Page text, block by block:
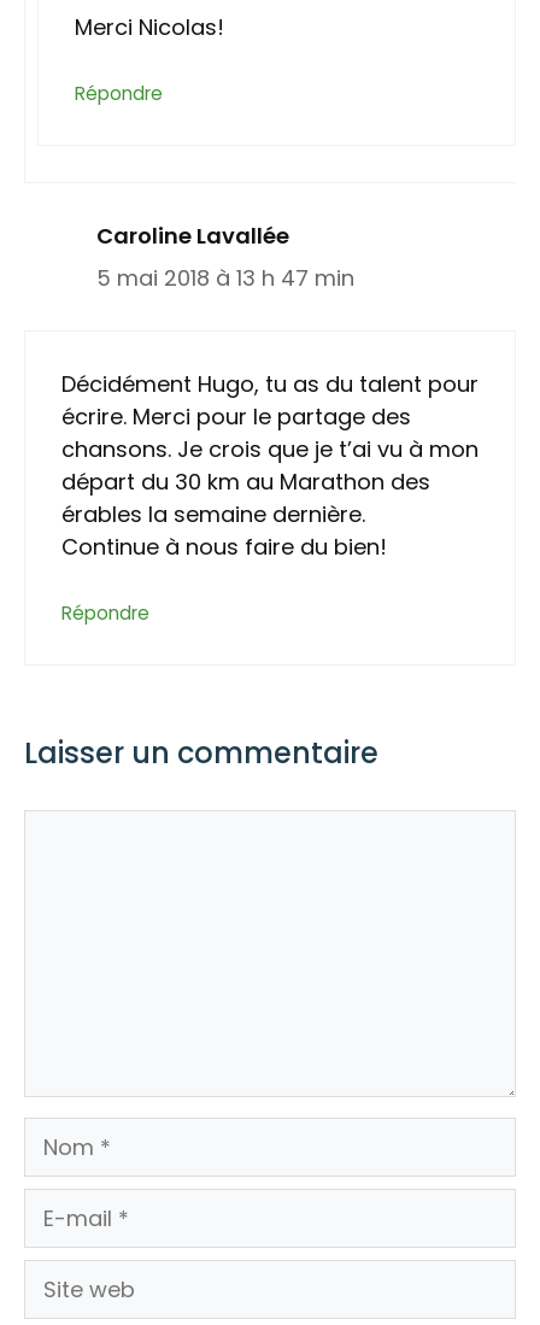
Merci Nicolas!
Répondre
Caroline Lavallée
5 mai 2018 à 13 h 47 min
Décidément Hugo, tu as du talent pour
écrire. Merci pour le partage des
chansons. Je crois que je t’ai vu à mon
départ du 30 km au Marathon des
érables la semaine dernière.
Continue à nous faire du bien!
Répondre
Laisser un commentaire
Nom
E-
mail
Site
web